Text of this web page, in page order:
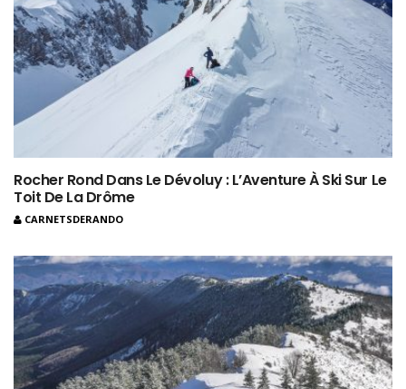
Rocher Rond Dans Le Dévoluy : L’Aventure À Ski Sur Le
Toit De La Drôme
CARNETSDERANDO